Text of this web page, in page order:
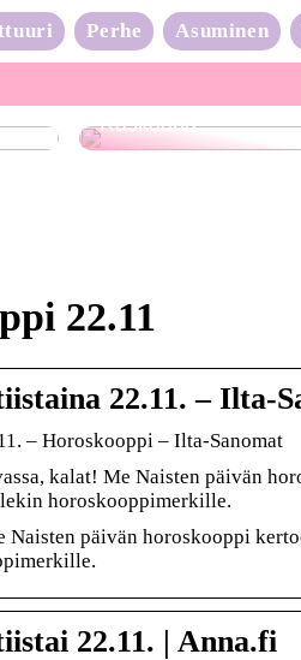
Perhe Asuminen
Raskaana?
22.11
22.11. – Ilta-
– Horoskooppi – Ilta-Sanomat
kalat! Me Naisten päivän
horoskooppimerkille.
Naisten päivän horoskooppi
22.11. | Anna.fi